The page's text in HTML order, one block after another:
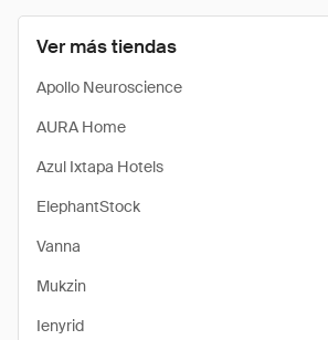
Ver más tiendas
Apollo Neuroscience
AURA Home
Azul Ixtapa Hotels
ElephantStock
Vanna
Mukzin
Ienyrid